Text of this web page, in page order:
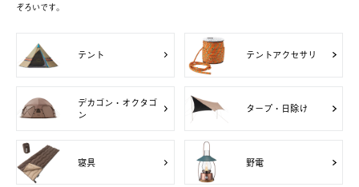
ぞろいです。
テント テントアクセサリ
デカゴン・オクタゴ
ン
タープ・日除け
寝具 野電